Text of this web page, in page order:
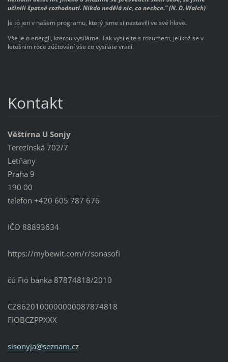
učinili špatné rozhodnutí. Nikdo nedělá nic, co nechce." (N. D. Walch)
Je to jen v našem programu, který jsme si nastavili ve své hlavě.
Vše je o energii, kterou vysíláme. Tak vysílejte s rozumem, jelikož se v
letošním roce zúčtování vše co vysíláte vrací.
Kontakt
Věštírna U Sonjy
Terezínská 702/7
Letňany
Praha 9
190 00
telefon +420 605 787 676
IČO 88893634
https://mybewit.com/r/sonasofi
čú Fio banka 87874818/2010
CZ8620100000000087874818
FIOBCZPPXXX
sisonyja@seznam.cz